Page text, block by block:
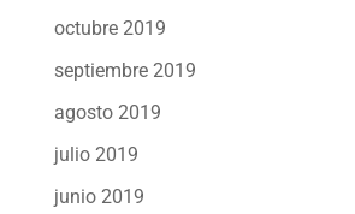
octubre 2019
septiembre 2019
agosto 2019
julio 2019
junio 2019